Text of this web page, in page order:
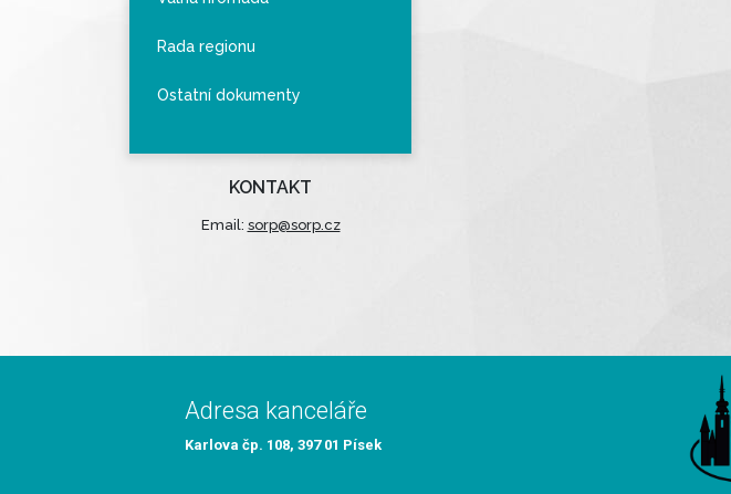
Rada regionu
Ostatní dokumenty
KONTAKT
Email: sorp@sorp.cz
Adresa kanceláře
Karlova čp. 108, 397 01 Písek